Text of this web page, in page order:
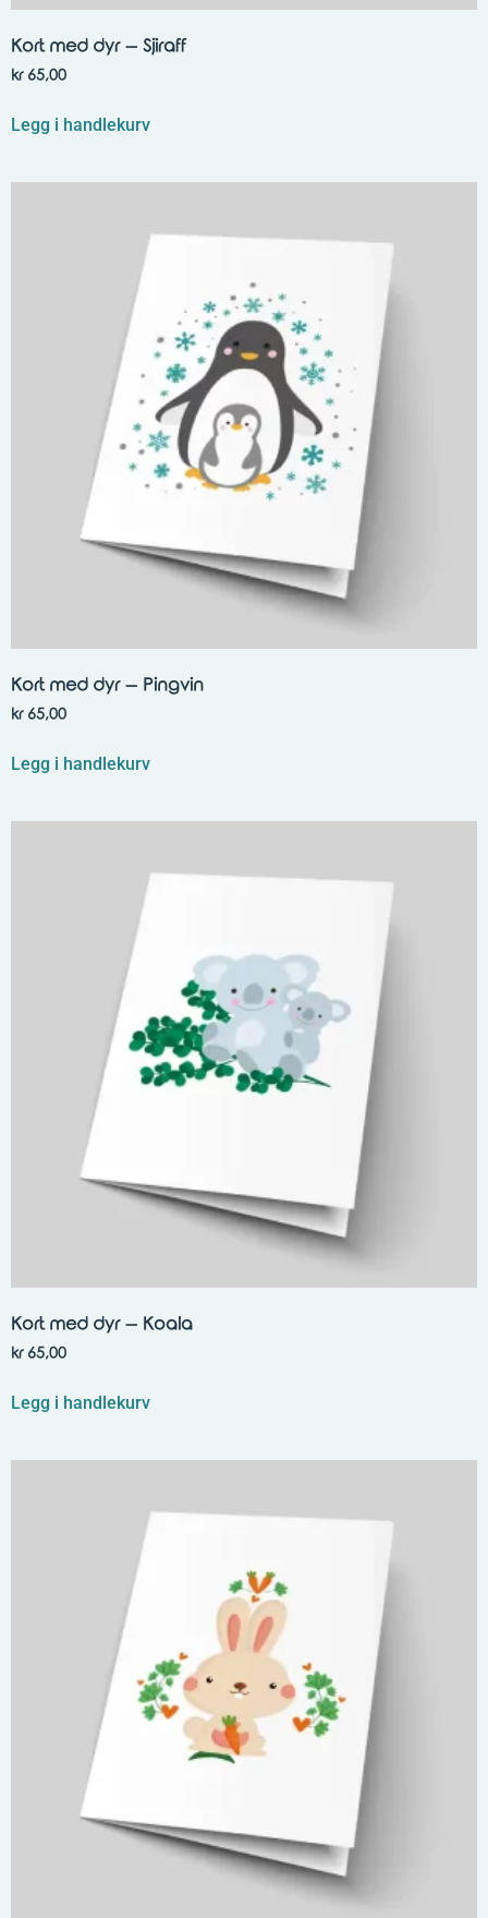
Kort med dyr – Sjiraff
kr65,00
Legg i handlekurv
Kort med dyr – Pingvin
kr65,00
Legg i handlekurv
Kort med dyr – Koala
kr65,00
Legg i handlekurv